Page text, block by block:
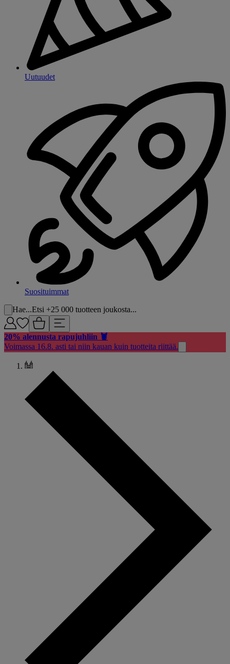
Uutuudet
Suosituimmat
Hae...Etsi +25 000 tuotteen joukosta...
20% alennusta rapujuhliin 🦞
Voimassa 16.8. asti tai niin kauan kuin tuotteita riittää.